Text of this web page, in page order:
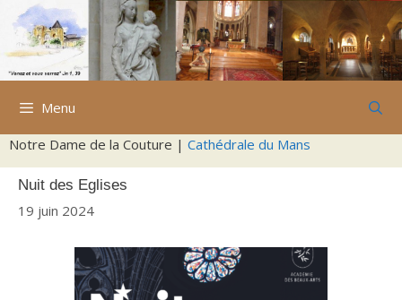
Aller
contenu
Menu
Notre Dame de la Couture | Cathédrale du Mans
Nuit des Eglises
19 juin 2024